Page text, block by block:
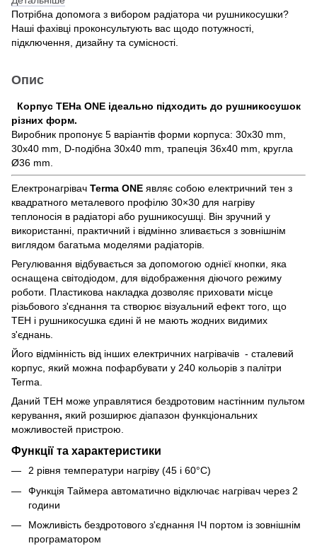
Потрібна допомога з вибором радіатора чи рушникосушки?
Наші фахівці проконсультують вас щодо потужності,
підключення, дизайну та сумісності.
Опис
Корпус ТЕНа ONE ідеально підходить до рушникосушок
різних форм.
Виробник пропонує 5 варіантів форми корпуса: 30x30 mm,
30x40 mm, D-подібна 30x40 mm, трапеція 36x40 mm, кругла
Ø36 mm.
Електронагрівач Terma ONE являє собою електричний тен з
квадратного металевого профілю 30×30 для нагріву
теплоносія в радіаторі або рушникосушці. Він зручний у
використанні, практичний і відмінно зливається з зовнішнім
виглядом багатьма моделями радіаторів.
Регулювання відбувається за допомогою однієї кнопки, яка
оснащена світодіодом, для відображення діючого режиму
роботи. Пластикова накладка дозволяє приховати місце
різьбового з'єднання та створює візуальний ефект того, що
ТЕН і рушникосушка єдині й не мають жодних видимих
з'єднань.
Його відмінність від інших електричних нагрівачів - сталевий
корпус, який можна пофарбувати у 240 кольорів з палітри
Terma.
Даний ТЕН може управлятися бездротовим настінним пультом
керування, який розширює діапазон функціональних
можливостей пристрою.
Функцiї та характеристики
2 рівня температури нагріву (45 i 60°C)
Функція Таймера автоматично відключає нагрівач через 2
години
Можливість бездротового з'єднання ІЧ портом із зовнішнім
програматором